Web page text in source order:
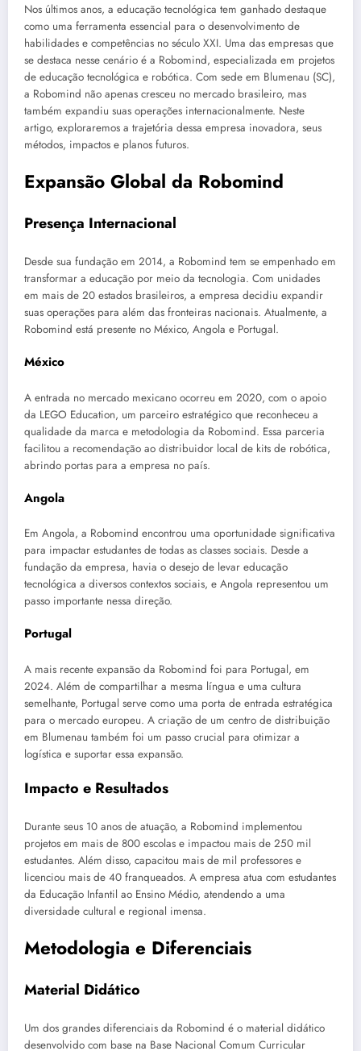
Nos últimos anos, a educação tecnológica tem ganhado destaque
como uma ferramenta essencial para o desenvolvimento de
habilidades e competências no século XXI. Uma das empresas que
se destaca nesse cenário é a Robomind, especializada em projetos
de educação tecnológica e robótica. Com sede em Blumenau (SC),
a Robomind não apenas cresceu no mercado brasileiro, mas
também expandiu suas operações internacionalmente. Neste
artigo, exploraremos a trajetória dessa empresa inovadora, seus
métodos, impactos e planos futuros.
Expansão Global da Robomind
Presença Internacional
Desde sua fundação em 2014, a Robomind tem se empenhado em
transformar a educação por meio da tecnologia. Com unidades
em mais de 20 estados brasileiros, a empresa decidiu expandir
suas operações para além das fronteiras nacionais. Atualmente, a
Robomind está presente no México, Angola e Portugal.
México
A entrada no mercado mexicano ocorreu em 2020, com o apoio
da LEGO Education, um parceiro estratégico que reconheceu a
qualidade da marca e metodologia da Robomind. Essa parceria
facilitou a recomendação ao distribuidor local de kits de robótica,
abrindo portas para a empresa no país.
Angola
Em Angola, a Robomind encontrou uma oportunidade significativa
para impactar estudantes de todas as classes sociais. Desde a
fundação da empresa, havia o desejo de levar educação
tecnológica a diversos contextos sociais, e Angola representou um
passo importante nessa direção.
Portugal
A mais recente expansão da Robomind foi para Portugal, em
2024. Além de compartilhar a mesma língua e uma cultura
semelhante, Portugal serve como uma porta de entrada estratégica
para o mercado europeu. A criação de um centro de distribuição
em Blumenau também foi um passo crucial para otimizar a
logística e suportar essa expansão.
Impacto e Resultados
Durante seus 10 anos de atuação, a Robomind implementou
projetos em mais de 800 escolas e impactou mais de 250 mil
estudantes. Além disso, capacitou mais de mil professores e
licenciou mais de 40 franqueados. A empresa atua com estudantes
da Educação Infantil ao Ensino Médio, atendendo a uma
diversidade cultural e regional imensa.
Metodologia e Diferenciais
Material Didático
Um dos grandes diferenciais da Robomind é o material didático
desenvolvido com base na Base Nacional Comum Curricular